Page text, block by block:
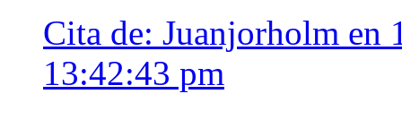
Cita de: Juanjorholm en
13:42:43 pm